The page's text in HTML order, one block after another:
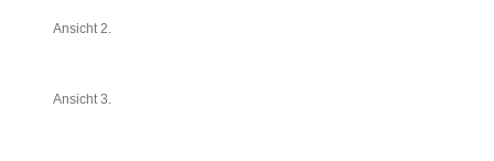
Ansicht 2.
Ansicht 3.